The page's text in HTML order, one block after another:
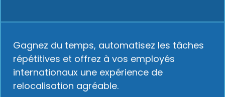
Gagnez du temps, automatisez les tâches
répétitives et offrez à vos employés
internationaux une expérience de
relocalisation agréable.